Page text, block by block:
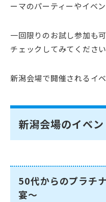
ーマのパーティーやイベ
一回限りのお試し参加も
チェックしてみてくださ
新潟会場で開催されるイ
新潟会場のイベン
50代からのプラチ
宴～